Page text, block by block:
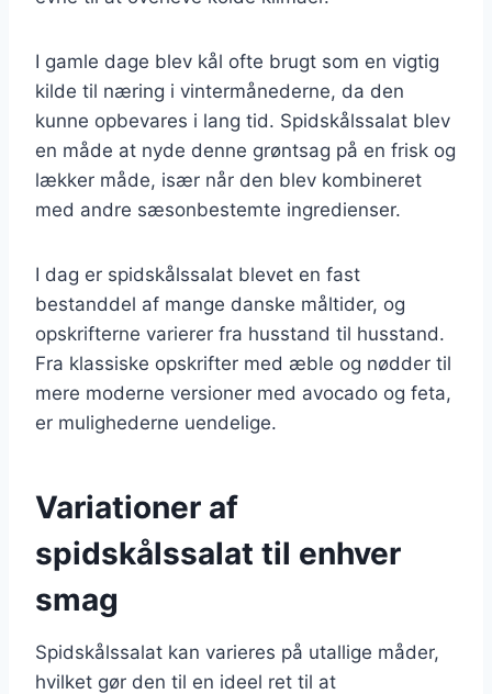
I gamle dage blev kål ofte brugt som en vigtig
kilde til næring i vintermånederne, da den
kunne opbevares i lang tid. Spidskålssalat blev
en måde at nyde denne grøntsag på en frisk og
lækker måde, især når den blev kombineret
med andre sæsonbestemte ingredienser.
I dag er spidskålssalat blevet en fast
bestanddel af mange danske måltider, og
opskrifterne varierer fra husstand til husstand.
Fra klassiske opskrifter med æble og nødder til
mere moderne versioner med avocado og feta,
er mulighederne uendelige.
Variationer af
spidskålssalat til enhver
smag
Spidskålssalat kan varieres på utallige måder,
hvilket gør den til en ideel ret til at